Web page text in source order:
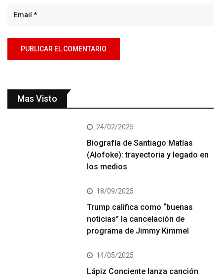
Mas Visto
24/02/2025
Biografía de Santiago Matías
(Alofoke): trayectoria y legado en
los medios
18/09/2025
Trump califica como “buenas
noticias” la cancelación de
programa de Jimmy Kimmel
14/05/2025
Lápiz Conciente lanza canción